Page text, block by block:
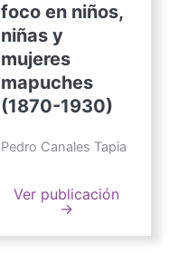
foco en niños,
niñas y
mujeres
mapuches
(1870-1930)
Pedro Canales Tapia
Ver publicación
→